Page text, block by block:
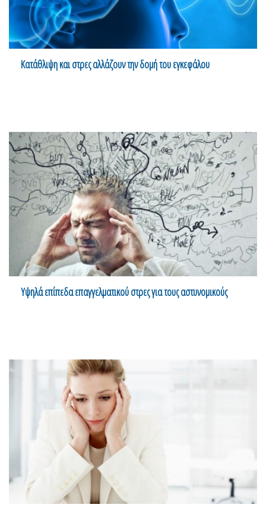
Κατάθλιψη και στρες αλλάζουν την δομή του εγκεφάλου
Υψηλά επίπεδα επαγγελματικού στρες για τους αστυνομικούς